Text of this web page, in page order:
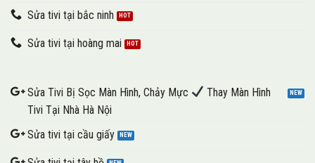
Sửa tivi tại bắc ninh
Sửa tivi tại hoàng mai
Sửa Tivi Bị Sọc Màn Hình, Chảy Mực
Thay Màn Hình
Tivi Tại Nhà Hà Nội
Sửa tivi tại cầu giấy